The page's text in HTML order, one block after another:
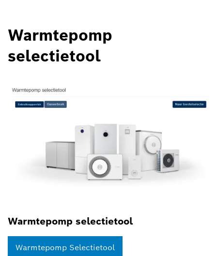
Warmtepomp
selectietool
Warmtepomp selectietool
Warmtepomp Selectietool